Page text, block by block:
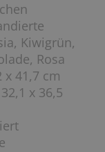
Kiwigrün,
Rosa
x 41,7 cm
x 36,5